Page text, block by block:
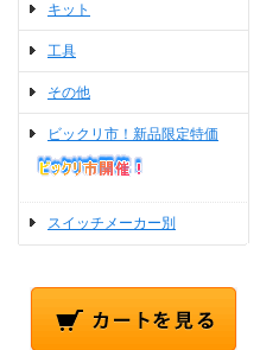
キット
工具
その他
ビックリ市！新品限定特価
スイッチメーカー別